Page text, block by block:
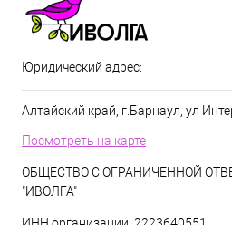
Юридический адрес:
Алтайский край, г.Барнаул, ул
Посмотреть на карте
ОБЩЕСТВО С ОГРАНИЧЕННОЙ
"ИВОЛГА"